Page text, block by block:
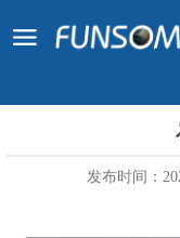
发布时间：